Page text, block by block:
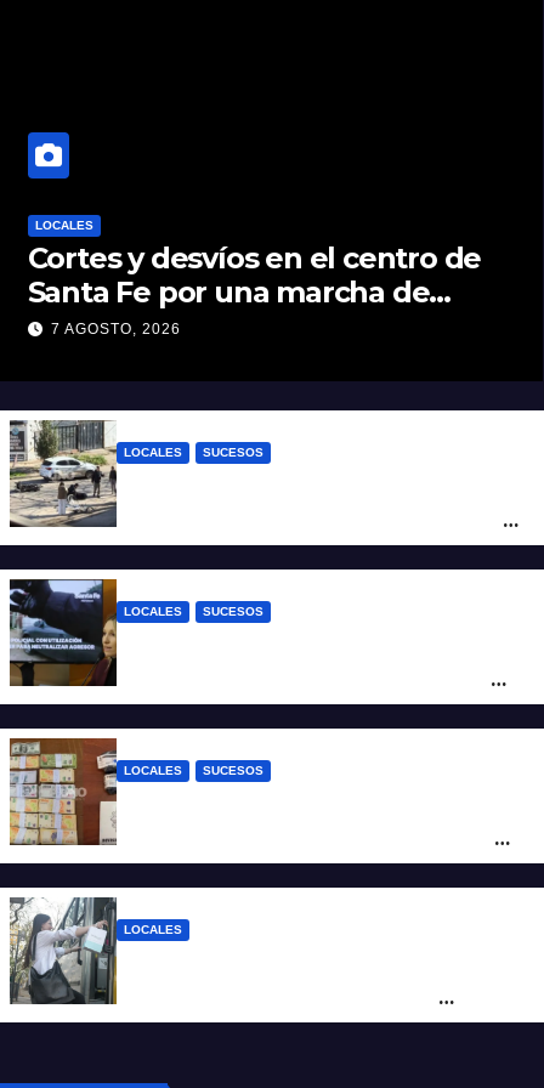
LOCALES
Cortes y desvíos en el centro de
Santa Fe por una marcha de
organizaciones sociales y
7 AGOSTO, 2026
LOCALES SUCESOS
tendida sobre la calzada
LOCALES SUCESOS
con un arma blanca en la ruta 168
LOCALES SUCESOS
de 700 gramos de cocaína
LOCALES
unidades modernizadas